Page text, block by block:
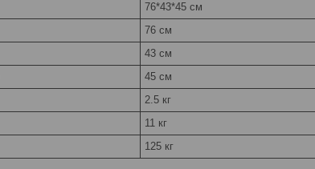
76*43*45 см
76 см
43 см
45 см
2.5 кг
11 кг
125 кг